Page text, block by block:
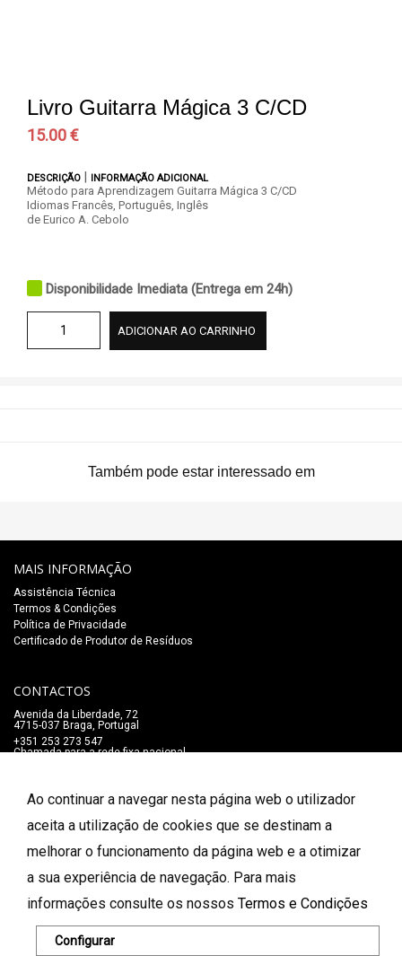
Ao continuar a navegar nesta página web o utilizador
aceita a utilização de cookies que se destinam a
melhorar o funcionamento da página web e a otimizar
a sua experiência de navegação. Para mais
informações consulte os nossos Termos e Condições
Configurar
Livro Guitarra Mágica 3 C/CD
15.00 €
DESCRIÇÃO | INFORMAÇÃO ADICIONAL
Método para Aprendizagem Guitarra Mágica 3 C/CD
Idiomas Francês, Português, Inglês
de Eurico A. Cebolo
Disponibilidade Imediata (Entrega em 24h)
ADICIONAR AO CARRINHO
Também pode estar interessado em
MAIS INFORMAÇÃO
Assistência Técnica
Termos & Condições
Política de Privacidade
Certificado de Produtor de Resíduos
CONTACTOS
Avenida da Liberdade, 72
4715-037 Braga, Portugal
+351 253 273 547
Chamada para a rede fixa nacional
FORMAS DE PAGAMENTO
© 2026 Salão Mozart. Todos os direitos reservados.